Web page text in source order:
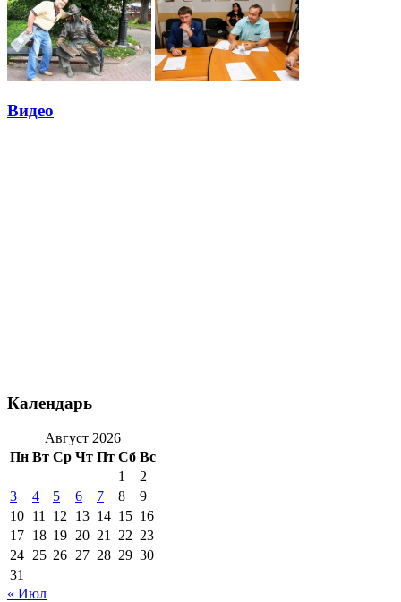
Видео
Календарь
Август 2026
Пн Вт Ср Чт Пт Сб Вс
1
2
3
4 5 6 7 8
9
10 11 12 13 14 15 16
17 18 19 20 21 22 23
24 25 26 27 28 29 30
31
« Июл